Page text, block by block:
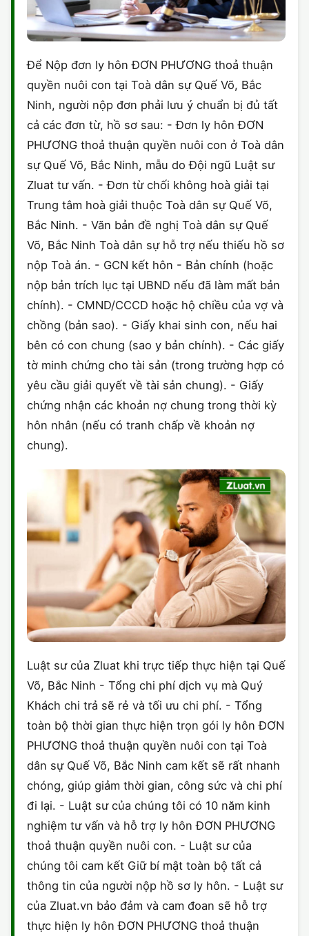
Để Nộp đơn ly hôn ĐƠN PHƯƠNG thoả thuận
quyền nuôi con tại Toà dân sự Quế Võ, Bắc
Ninh, người nộp đơn phải lưu ý chuẩn bị đủ tất
cả các đơn từ, hồ sơ sau: - Đơn ly hôn ĐƠN
PHƯƠNG thoả thuận quyền nuôi con ở Toà dân
sự Quế Võ, Bắc Ninh, mẫu do Đội ngũ Luật sư
Zluat tư vấn. - Đơn từ chối không hoà giải tại
Trung tâm hoà giải thuộc Toà dân sự Quế Võ,
Bắc Ninh. - Văn bản đề nghị Toà dân sự Quế
Võ, Bắc Ninh Toà dân sự hỗ trợ nếu thiếu hồ sơ
nộp Toà án. - GCN kết hôn - Bản chính (hoặc
nộp bản trích lục tại UBND nếu đã làm mất bản
chính). - CMND/CCCD hoặc hộ chiều của vợ và
chồng (bản sao). - Giấy khai sinh con, nếu hai
bên có con chung (sao y bản chính). - Các giấy
tờ minh chứng cho tài sản (trong trường hợp có
yêu cầu giải quyết về tài sản chung). - Giấy
chứng nhận các khoản nợ chung trong thời kỳ
hôn nhân (nếu có tranh chấp về khoản nợ
chung).
Luật sư của Zluat khi trực tiếp thực hiện tại Quế
Võ, Bắc Ninh - Tổng chi phí dịch vụ mà Quý
Khách chi trả sẽ rẻ và tối ưu chi phí. - Tổng
toàn bộ thời gian thực hiện trọn gói ly hôn ĐƠN
PHƯƠNG thoả thuận quyền nuôi con tại Toà
dân sự Quế Võ, Bắc Ninh cam kết sẽ rất nhanh
chóng, giúp giảm thời gian, công sức và chi phí
đi lại. - Luật sư của chúng tôi có 10 năm kinh
nghiệm tư vấn và hỗ trợ ly hôn ĐƠN PHƯƠNG
thoả thuận quyền nuôi con. - Luật sư của
chúng tôi cam kết Giữ bí mật toàn bộ tất cả
thông tin của người nộp hồ sơ ly hôn. - Luật sư
của Zluat.vn bảo đảm và cam đoan sẽ hỗ trợ
thực hiện ly hôn ĐƠN PHƯƠNG thoả thuận